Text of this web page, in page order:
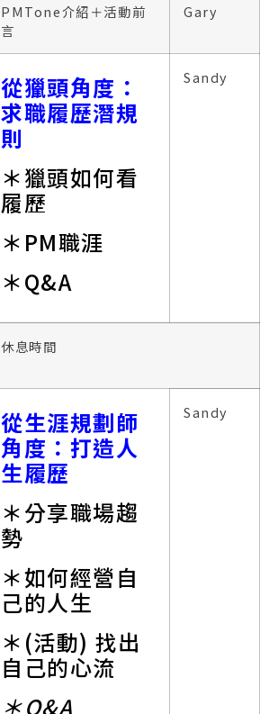
PMTone介紹＋活動前
言
Gary
從獵頭角度：
求職履歷潛規
則
＊獵頭如何看
履歷
＊PM職涯
＊Q&A
Sandy
休息時間
從生涯規劃師
角度：打造人
生履歷
＊分享職場趨
勢
＊如何經營自
己的人生
＊(活動) 找出
自己的心流
＊Q&A
Sandy